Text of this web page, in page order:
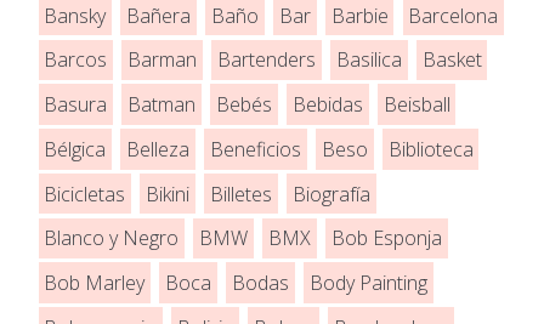
Bansky
Bañera Baño Bar Barbie
Barcelona
Barcos
Barman Bartenders Basilica
Basket
Basura
Batman Bebés Bebidas
Beisball
Bélgica
Belleza Beneficios Beso
Biblioteca
Bicicletas
Bikini Billetes
Biografía
Blanco y Negro
BMW BMX
Bob Esponja
Bob Marley
Boca Bodas
Body Painting